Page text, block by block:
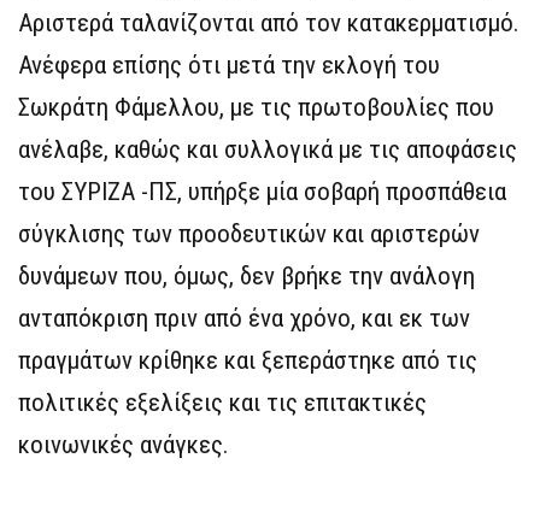
Αριστερά ταλανίζονται από τον κατακερματισμό.
Ανέφερα επίσης ότι μετά την εκλογή του
Σωκράτη Φάμελλου, με τις πρωτοβουλίες που
ανέλαβε, καθώς και συλλογικά με τις αποφάσεις
του ΣΥΡΙΖΑ -ΠΣ, υπήρξε μία σοβαρή προσπάθεια
σύγκλισης των προοδευτικών και αριστερών
δυνάμεων που, όμως, δεν βρήκε την ανάλογη
ανταπόκριση πριν από ένα χρόνο, και εκ των
πραγμάτων κρίθηκε και ξεπεράστηκε από τις
πολιτικές εξελίξεις και τις επιτακτικές
κοινωνικές ανάγκες.